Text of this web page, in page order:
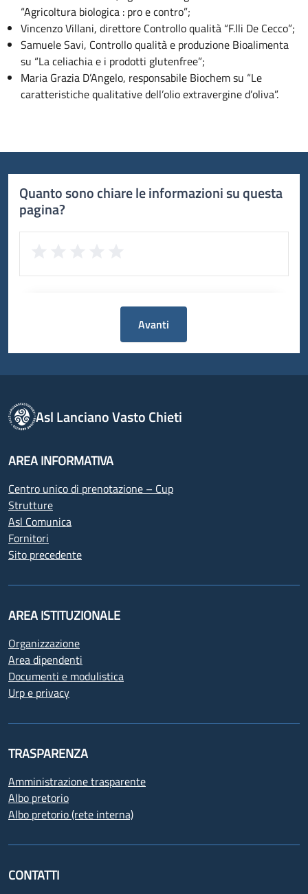
“Agricoltura biologica : pro e contro”;
Vincenzo Villani, direttore Controllo qualità “F.lli De Cecco”;
Samuele Savi, Controllo qualità e produzione Bioalimenta
su “La celiachia e i prodotti glutenfree”;
Maria Grazia D’Angelo, responsabile Biochem su “Le
caratteristiche qualitative dell’olio extravergine d’oliva”.
Quanto sono chiare le informazioni su questa
pagina?
Avanti
Asl Lanciano Vasto Chieti
AREA INFORMATIVA
Centro unico di prenotazione – Cup
Strutture
Asl Comunica
Fornitori
Sito precedente
AREA ISTITUZIONALE
Organizzazione
Area dipendenti
Documenti e modulistica
Urp e privacy
TRASPARENZA
Amministrazione trasparente
Albo pretorio
Albo pretorio (rete interna)
CONTATTI